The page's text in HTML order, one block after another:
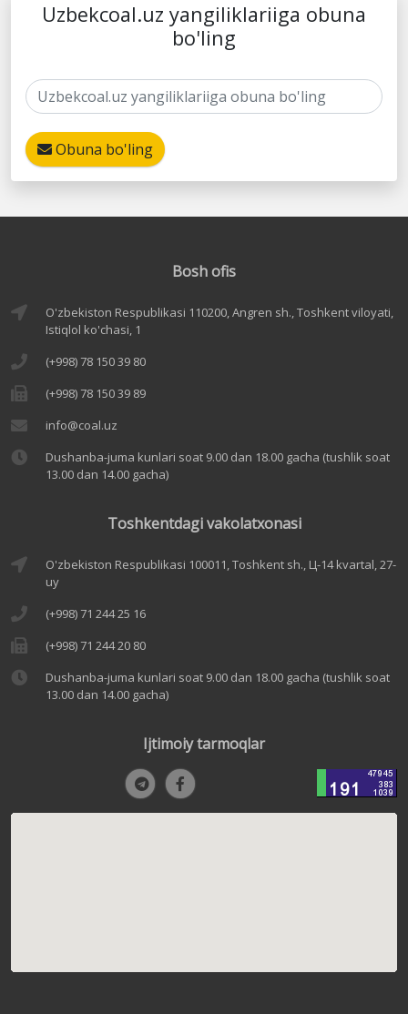
Uzbekcoal.uz yangiliklariiga obuna
bo'ling
Obuna bo'ling
Bosh ofis
O'zbekiston Respublikasi 110200, Angren sh., Toshkent viloyati,
Istiqlol ko'chasi, 1
(+998) 78 150 39 80
(+998) 78 150 39 89
info@coal.uz
Dushanba-juma kunlari soat 9.00 dan 18.00 gacha (tushlik soat
13.00 dan 14.00 gacha)
Toshkentdagi vakolatxonasi
O'zbekiston Respublikasi 100011, Toshkent sh., Ц-14 kvartal, 27-
uy
(+998) 71 244 25 16
(+998) 71 244 20 80
Dushanba-juma kunlari soat 9.00 dan 18.00 gacha (tushlik soat
13.00 dan 14.00 gacha)
Ijtimoiy tarmoqlar